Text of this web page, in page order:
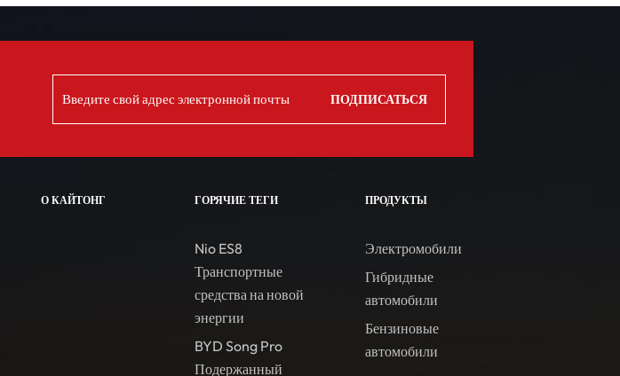
О КАЙТОНГ ГОРЯЧИЕ ТЕГИ
Nio ES8
Транспортные
средства на новой
энергии
BYD Song Pro
Подержанный
ПРОДУКТЫ
Электромобили
Гибридные
автомобили
Бензиновые
автомобили